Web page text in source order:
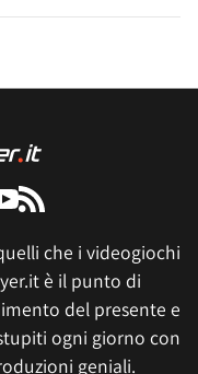
che i videogiochi
è il punto di
del presente e
ogni giorno con
geniali.